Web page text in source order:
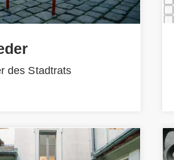
des Stadtrats